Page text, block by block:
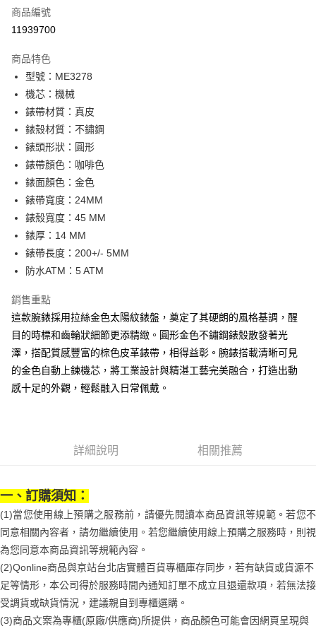
合作金庫商業銀行
上海商業儲蓄銀行
臺灣中小企業銀行
匯豐（台灣）商業銀行
聯邦商業銀行
元大商業銀行
玉山商業銀行
台灣樂天信用卡公司
LINE Pay
Apple Pay
街口支付
悠遊付
Google Pay
全盈+PAY
大哥付你分期
相關說明
【大哥付你分期使用說明】
1.本服務由台灣大哥大提供，台灣大哥大用戶可立即使用無須另外申請。
2.付款方式選擇「大哥付你分期」，訂單成立後會自動跳轉到大哥付的交易
流程，驗證手機門號後，選擇欲分期的期數、繳款截止日，確認付款後即完
成交易。
3.實際核准額度、可分期數及費用金額請依後續交易確認頁面所載為準。
4.訂單成立30分鐘內，如未前往確認交易或遇審核未通過，訂單將自動取
法說明評估內容。
【繳款方式說明】
醒簡訊。
2.透過簡訊連結打開帳單後，可選擇「超商條碼／台灣大直營門市／銀行轉
帳／街口支付／iPASS MONEY」等通路繳費。
【注意事項】
資料（包含姓名、電話或地址）提供予台灣大哥大進項蒐集、處理及利用，
AFTEE先享後付
相關說明
AFTEE先享後付是「在收到商品之後才付款」的支付方式。 讓您購物簡單
便利好安心！
２．便利：只要手機號碼，簡訊認證，即可結帳。
３．安心：先確認商品／服務後，再付款。
【「AFTEE先享後付」結帳流程】
１．於結帳方式選擇「AFTEE先享後付」後，將跳轉至「AFTEE先享後付」
結帳頁面，進行簡訊認證並確認金額後，即可完成結帳。
２．訂單成立數日內，您將收到繳費通知簡訊。
３．收到繳費通知簡訊後14天內，點擊此簡訊中的連結，可透過四大超商／
※ 交易是否成功請以「AFTEE先享後付 」之結帳頁面顯示為準，若有關於
【注意事項】
１．透過由恩沛科技股份有限公司提供之「AFTEE先享後付」服務完成之交
權轉讓予恩沛科技股份有限公司。
２．關於個人資料處理事宜，請瀏覽以下網址：
https://aftee.tw/terms/#terms3
３．未成年的使用者請事先徵得法定代理人或監護人之同意方可使用
「AFTEE先享後付」，若未經同意申辦者引起之損失，本公司不負相關責
任。
時審查核予不同之上限額度；若仍有額度不足之情形，本公司將視審查結果
ATM付款
付款後全家取貨
每筆NT$70，滿NT$1,000(含以上)免運費
付款後7-11取貨
每筆NT$70，滿NT$1,000(含以上)免運費
京站台北店客服中心(1F星巴克旁) 即日起不提供京站紙袋，取件時
商品編號
11939700
商品特色
型號：ME3278
機芯：機械
錶帶材質：真皮
錶殼材質：不鏽鋼
錶頭形狀：圓形
錶帶顏色：咖啡色
錶面顏色：金色
錶帶寬度：24MM
錶殼寬度：45 MM
錶厚：14 MM
錶帶長度：200+/- 5MM
防水ATM：5 ATM
銷售重點
這款腕錶採用拉絲金色太陽紋錶盤，奠定了其硬朗的風格基調，醒
目的時標和齒輪狀細節更添精緻。圓形金色不鏽鋼錶殼散發著光
澤，搭配質感豐富的棕色皮革錶帶，相得益彰。腕錶搭載清晰可見
的金色自動上鍊機芯，將工業設計與精湛工藝完美融合，打造出動
感十足的外觀，輕鬆融入日常佩戴。
詳細說明 相關推薦
一、訂購須知：
(1)當您使用線上預購之服務前，請優先閱讀本商品資訊等規範。若您不
同意相關內容者，請勿繼續使用。若您繼續使用線上預購之服務時，則視
為您同意本商品資訊等規範內容。
(2)Qonline商品與京站台北店實體百貨專櫃庫存同步，若有缺貨或貨源不
足等情形，本公司得於服務時間內通知訂單不成立且退還款項，若無法接
受調貨或缺貨情況，建議親自到專櫃選購。
(3)商品文案為專櫃(原廠/供應商)所提供，商品顏色可能會因網頁呈現與